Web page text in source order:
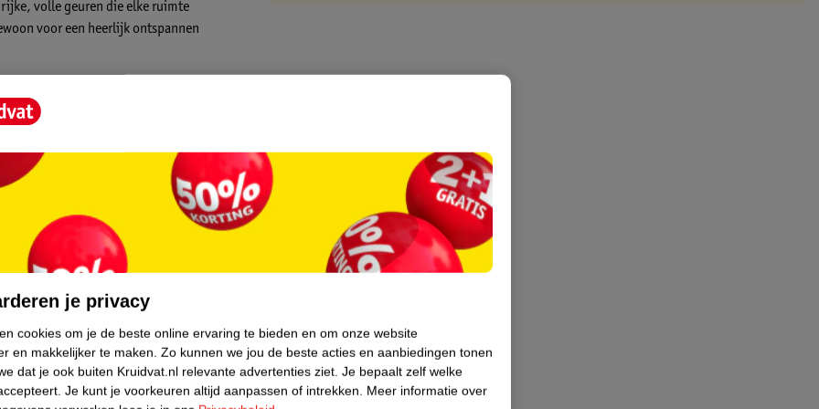
volle geuren die elke ruimte
voor een heerlijk ontspannen
ontwikkeld om het ultieme
niet alleen heerlijk ruikt, maar ook een
avonden. Inhoud Assortiment van
je privacy
cookies om je de beste online ervaring te bieden en om onze website
en makkelijker te maken. Zo kunnen we jou de beste acties en aanbiedingen tonen
dat je ook buiten Kruidvat.nl relevante advertenties ziet. Je bepaalt zelf welke
Je kunt je voorkeuren altijd aanpassen of intrekken. Meer informatie over